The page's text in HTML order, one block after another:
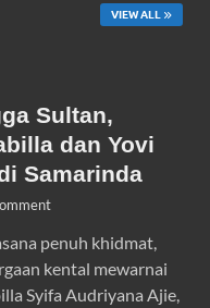
VIEW ALL
Sultan,
dan Yovi
Samarinda
penuh khidmat,
kental mewarnai
Syifa Audriyana Ajie,